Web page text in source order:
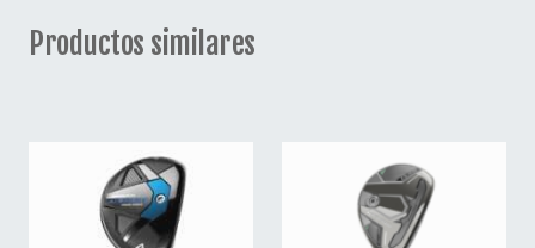
Productos similares